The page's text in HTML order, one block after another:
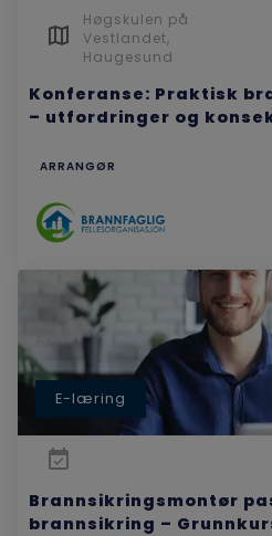
Høgskulen på
Vestlandet,
Haugesund
Konferanse: Praktisk
– utfordringer og
ARRANGØR
E-læring
Brannsikringsmontør
brannsikring –